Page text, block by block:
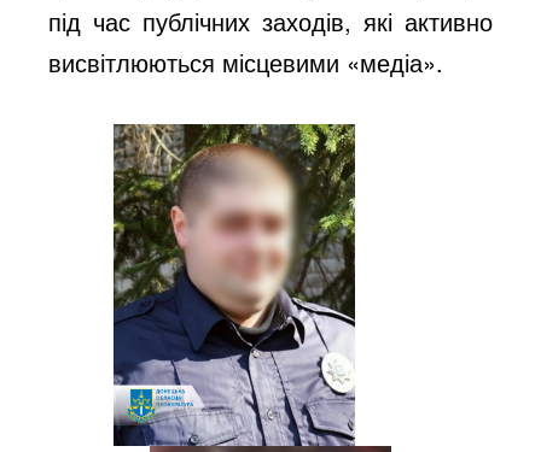
під час публічних заходів, які активно
висвітлюються місцевими «медіа».